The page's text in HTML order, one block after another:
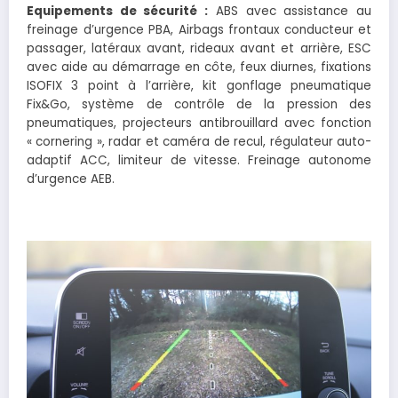
Equipements de sécurité : ABS avec assistance au
freinage d’urgence PBA, Airbags frontaux conducteur et
passager, latéraux avant, rideaux avant et arrière, ESC
avec aide au démarrage en côte, feux diurnes, fixations
ISOFIX 3 point à l’arrière, kit gonflage pneumatique
Fix&Go, système de contrôle de la pression des
pneumatiques, projecteurs antibrouillard avec fonction
« cornering », radar et caméra de recul, régulateur auto-
adaptif ACC, limiteur de vitesse. Freinage autonome
d’urgence AEB.